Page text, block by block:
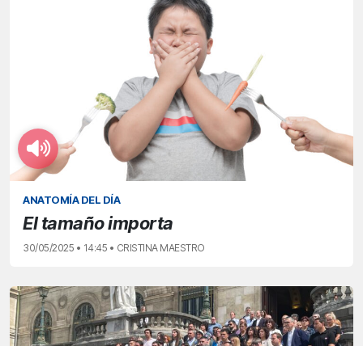
ANATOMÍA DEL DÍA
El tamaño importa
30/05/2025 • 14:45 • CRISTINA MAESTRO